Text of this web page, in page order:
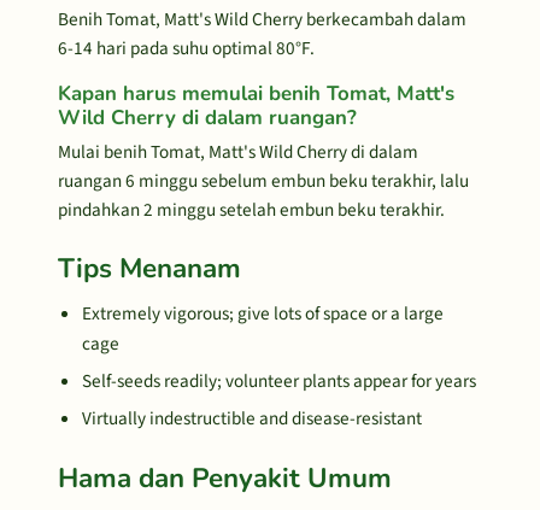
Benih Tomat, Matt's Wild Cherry berkecambah dalam
6-14 hari pada suhu optimal 80°F.
Kapan harus memulai benih Tomat, Matt's
Wild Cherry di dalam ruangan?
Mulai benih Tomat, Matt's Wild Cherry di dalam
ruangan 6 minggu sebelum embun beku terakhir, lalu
pindahkan 2 minggu setelah embun beku terakhir.
Tips Menanam
Extremely vigorous; give lots of space or a large
cage
Self-seeds readily; volunteer plants appear for years
Virtually indestructible and disease-resistant
Hama dan Penyakit Umum